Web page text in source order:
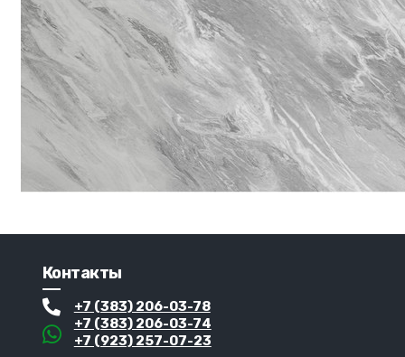
Контакты
+7 (383) 206-03-78
+7 (383) 206-03-74
+7 (923) 257-07-23